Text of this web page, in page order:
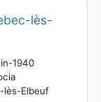
lès-
1940
lès-Elbeuf